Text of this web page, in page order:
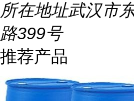
所在地址武汉市
路399号
推荐产品